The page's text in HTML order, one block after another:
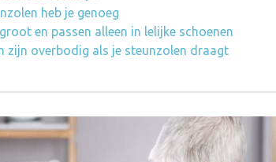
heb je genoeg
en passen alleen in lelijke schoenen
zijn overbodig als je steunzolen draagt